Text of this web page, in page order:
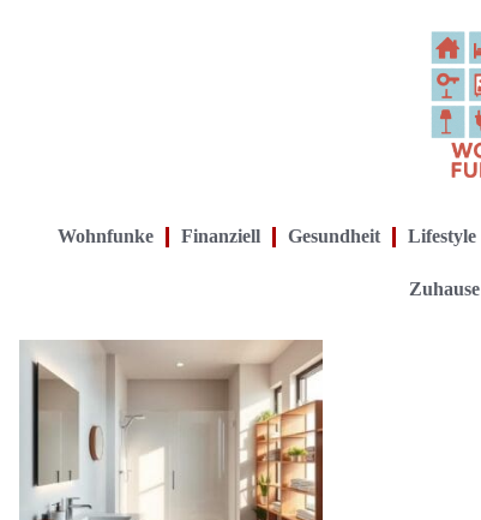
Wohnfunke Finanziell Gesundheit Lifestyle
Zuhause